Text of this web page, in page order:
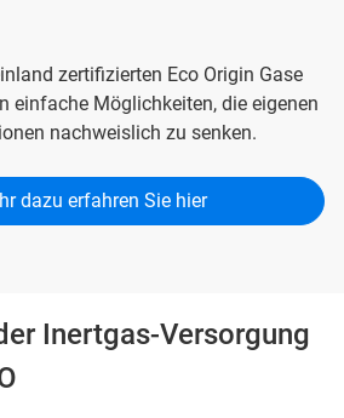
zertifizierten Eco Origin Gase
einfache Möglichkeiten, die eigenen
nachweislich zu senken.
dazu erfahren Sie hier
Inertgas-Versorgung